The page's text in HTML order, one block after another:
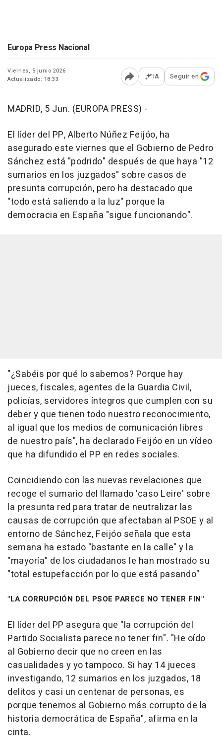
Europa Press Nacional
Viernes, 5 junio 2026
Actualizado: 18:33
Abrir opciones para
IA Seguir en
MADRID, 5 Jun. (EUROPA PRESS) -
El líder del PP, Alberto Núñez Feijóo, ha
asegurado este viernes que el Gobierno de Pedro
Sánchez está "podrido" después de que haya "12
sumarios en los juzgados" sobre casos de
presunta corrupción, pero ha destacado que
"todo está saliendo a la luz" porque la
democracia en España "sigue funcionando".
"¿Sabéis por qué lo sabemos? Porque hay
jueces, fiscales, agentes de la Guardia Civil,
policías, servidores íntegros que cumplen con su
deber y que tienen todo nuestro reconocimiento,
al igual que los medios de comunicación libres
de nuestro país", ha declarado Feijóo en un vídeo
que ha difundido el PP en redes sociales.
Coincidiendo con las nuevas revelaciones que
recoge el sumario del llamado 'caso Leire' sobre
la presunta red para tratar de neutralizar las
causas de corrupción que afectaban al PSOE y al
entorno de Sánchez, Feijóo señala que esta
semana ha estado "bastante en la calle" y la
"mayoría" de los ciudadanos le han mostrado su
"total estupefacción por lo que está pasando"
"LA CORRUPCIÓN DEL PSOE PARECE NO TENER FIN"
El líder del PP asegura que "la corrupción del
Partido Socialista parece no tener fin". "He oído
al Gobierno decir que no creen en las
casualidades y yo tampoco. Si hay 14 jueces
investigando, 12 sumarios en los juzgados, 18
delitos y casi un centenar de personas, es
porque tenemos al Gobierno más corrupto de la
historia democrática de España", afirma en la
cinta.